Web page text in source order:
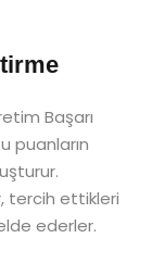
Başarı
puanların
tercih ettikleri
ederler.